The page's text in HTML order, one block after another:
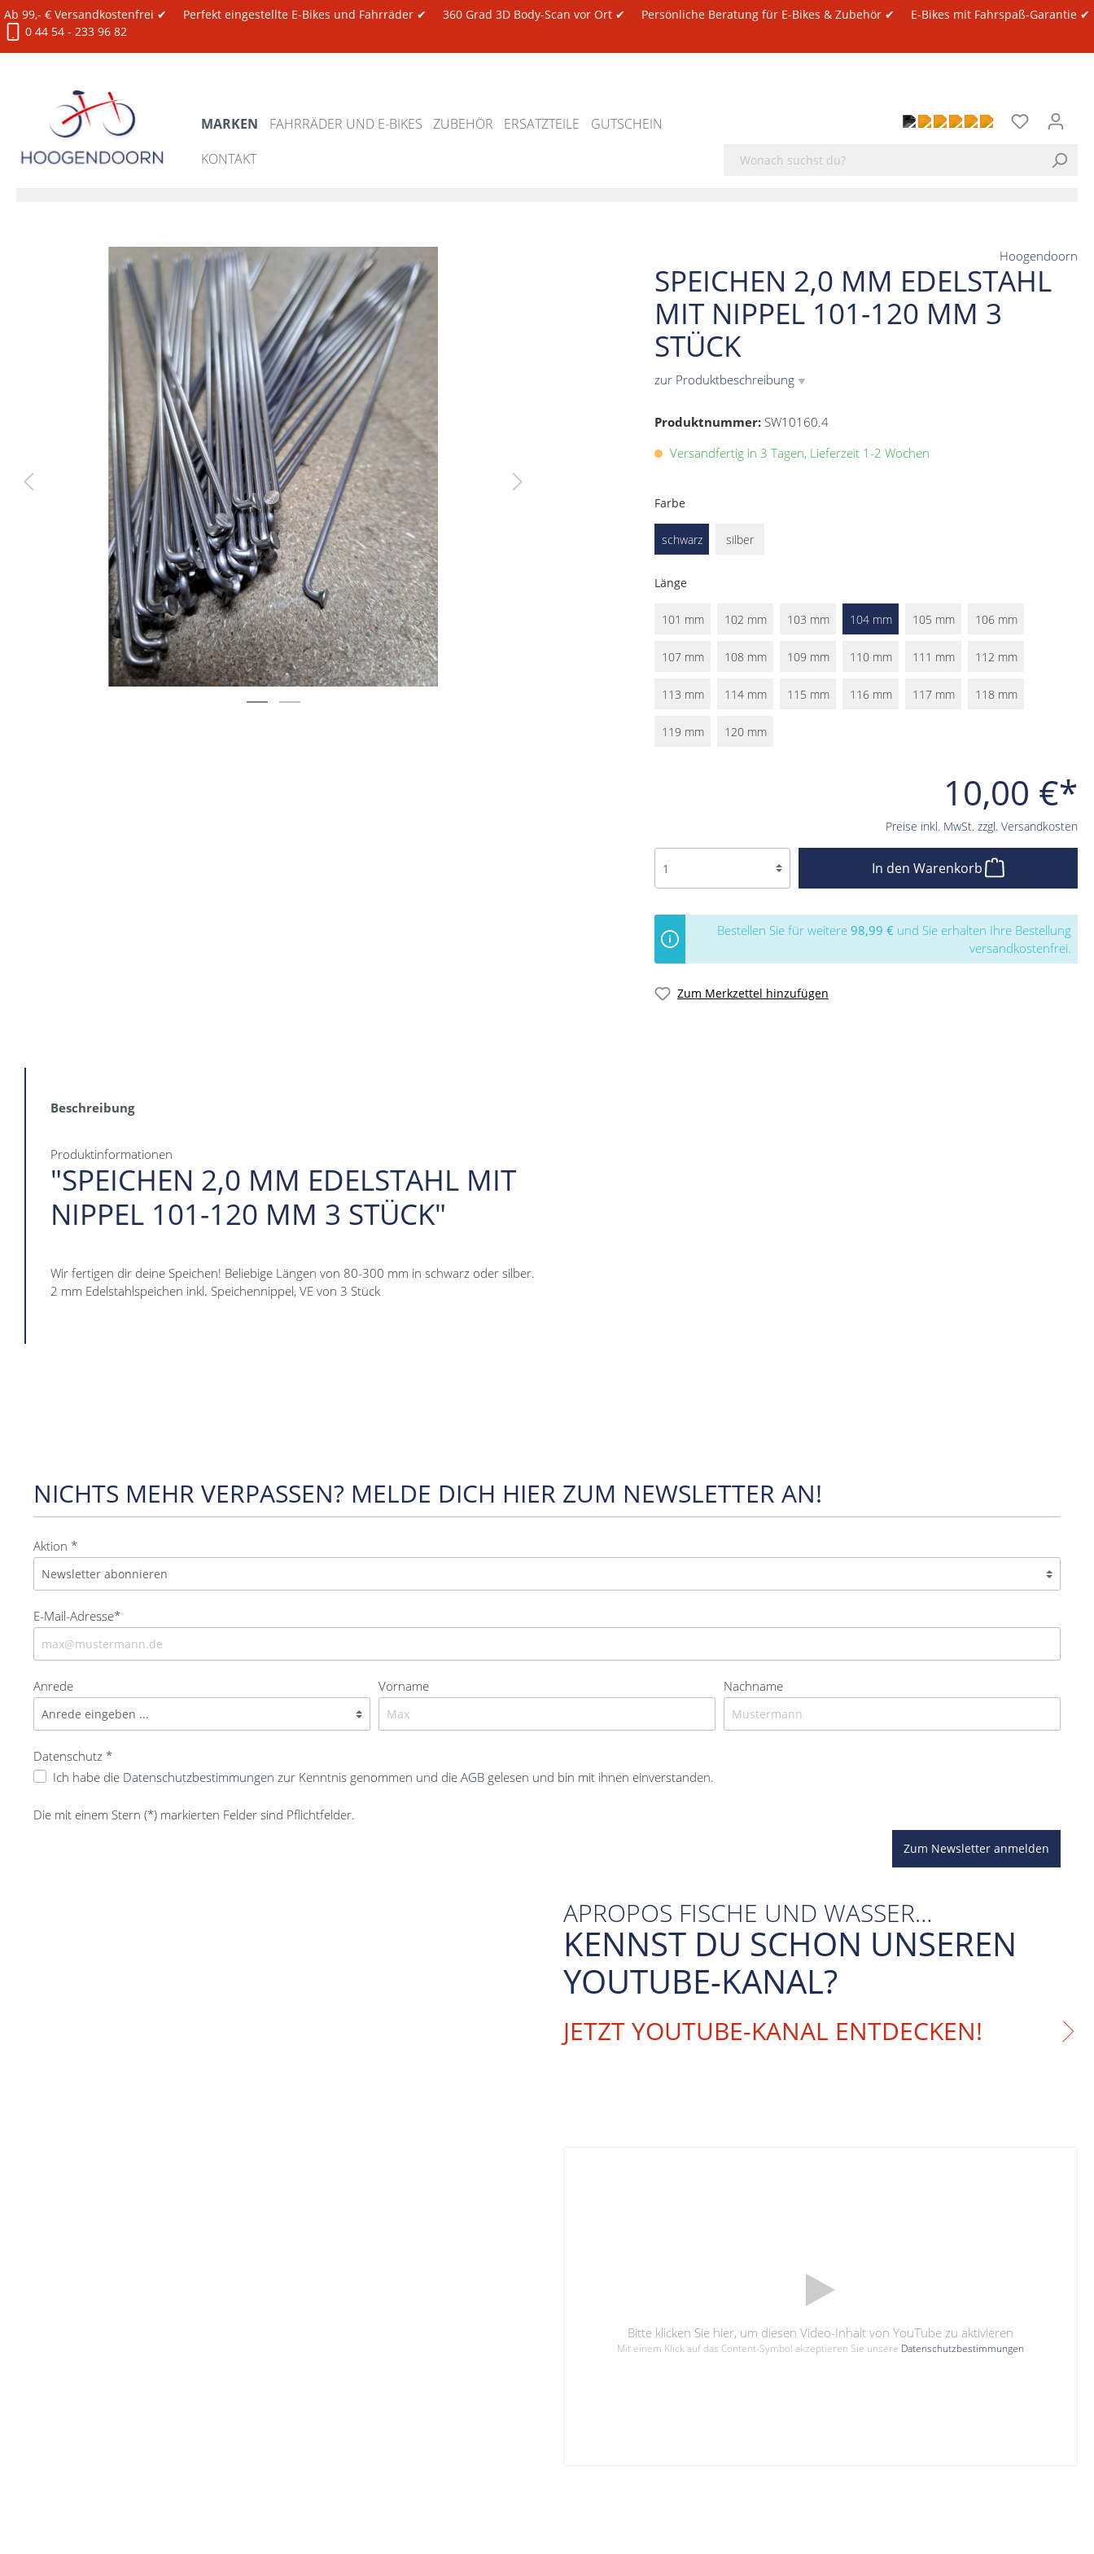
Ab 99,- € Versandkostenfrei ✔ Perfekt eingestellte E-Bikes und Fahrräder ✔ 360 Grad 3D Body-Scan vor Ort ✔ Persönliche Beratung für E-Bikes & Zubehör ✔
E-Bikes mit Fahrspaß-Garantie ✔
0 44 54 - 233 96 82
MARKEN FAHRRÄDER UND E-BIKES ZUBEHÖR ERSATZTEILE
GUTSCHEIN
KONTAKT
SPEICHEN 2,0 MM EDELSTAHL
MIT NIPPEL 101-120 MM 3
STÜCK
zur Produktbeschreibung ▼
Hoogendoorn
Produktnummer: SW10160.4
10,00 €*
Preise inkl. MwSt. zzgl. Versandkosten
Versandfertig in 3 Tagen, Lieferzeit 1-2 Wochen
Farbe
schwarz silber
Länge
101 mm 102 mm 103 mm 104 mm 105 mm 106 mm
107 mm 108 mm 109 mm 110 mm 111 mm 112 mm
113 mm 114 mm 115 mm 116 mm 117 mm 118 mm
119 mm 120 mm
In den Warenkorb
Bestellen Sie für weitere 98,99 € und Sie erhalten Ihre Bestellung
versandkostenfrei.
Zum Merkzettel hinzufügen
Beschreibung
Produktinformationen
"SPEICHEN 2,0 MM EDELSTAHL MIT
NIPPEL 101-120 MM 3 STÜCK"
Wir fertigen dir deine Speichen! Beliebige Längen von 80-300 mm in schwarz oder silber.
2 mm Edelstahlspeichen inkl. Speichennippel, VE von 3 Stück
NICHTS MEHR VERPASSEN? MELDE DICH HIER ZUM NEWSLETTER AN!
Aktion *
E-Mail-Adresse*
Anrede Vorname Nachname
Datenschutz *
Ich habe die Datenschutzbestimmungen zur Kenntnis genommen und die AGB gelesen und bin mit ihnen einverstanden.
Die mit einem Stern (*) markierten Felder sind Pflichtfelder.
Zum Newsletter anmelden
APROPOS FISCHE UND WASSER…
KENNST DU SCHON UNSEREN
YOUTUBE-KANAL?
JETZT YOUTUBE-KANAL ENTDECKEN!
Bitte klicken Sie hier, um diesen Video-Inhalt von YouTube zu aktivieren
Mit einem Klick auf das Content-Symbol akzeptieren Sie unsere Datenschutzbestimmungen